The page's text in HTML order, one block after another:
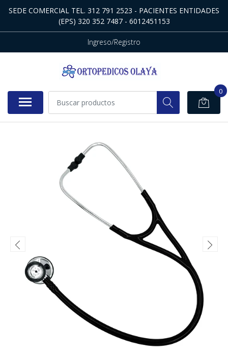
SEDE COMERCIAL TEL. 312 791 2523 - PACIENTES ENTIDADES
(EPS) 320 352 7487 - 6012451153
Ingreso/Registro
0